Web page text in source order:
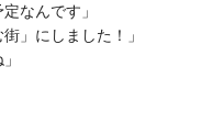
なんです」
」にしました！」